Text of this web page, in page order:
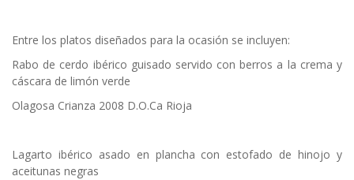
Entre los platos diseñados para la ocasión se incluyen:
Rabo de cerdo ibérico guisado servido con berros a la crema y
cáscara de limón verde
Olagosa Crianza 2008 D.O.Ca Rioja
Lagarto ibérico asado en plancha con estofado de hinojo y
aceitunas negras